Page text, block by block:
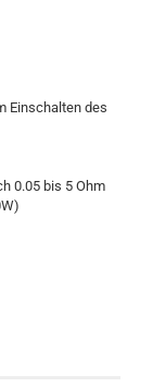
Einschalten des
0.05 bis 5 Ohm